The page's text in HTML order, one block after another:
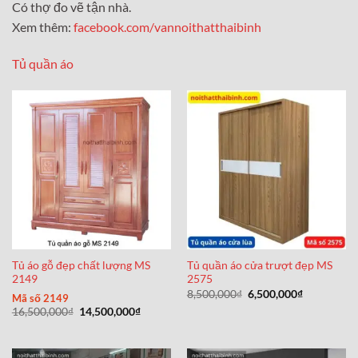
Có thợ đo vẽ tận nhà.
Xem thêm: facebook.com/vannoithatthaibinh
Tủ quần áo
Tủ áo gỗ đẹp chất lượng MS
2149
Mã số 2149
16,500,000₫ Giá
gốc
14,500,000₫Giá
14,500,000₫.
Tủ quần áo cửa trượt đẹp MS
2575
8,500,000₫ Giá
gốc
6,500,000₫Giá